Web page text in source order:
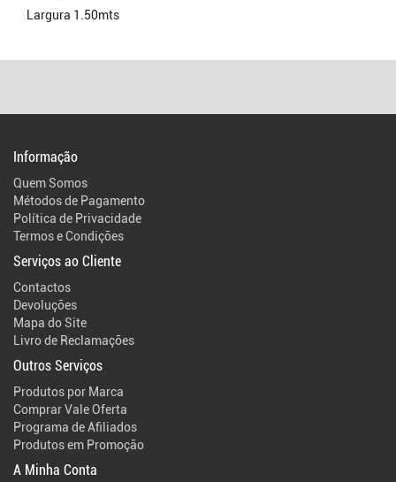
Largura 1.50mts
Informação
Quem Somos
Métodos de Pagamento
Política de Privacidade
Termos e Condições
Serviços ao Cliente
Contactos
Devoluções
Mapa do Site
Livro de Reclamações
Outros Serviços
Produtos por Marca
Comprar Vale Oferta
Programa de Afiliados
Produtos em Promoção
A Minha Conta